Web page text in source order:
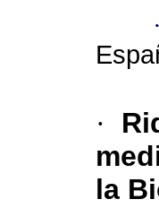
·
·
la